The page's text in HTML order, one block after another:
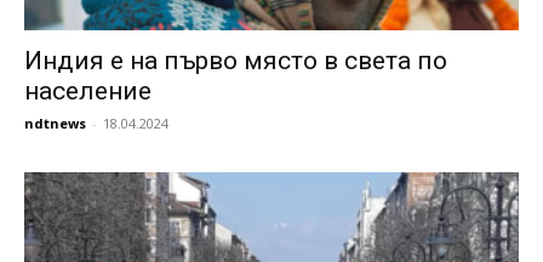
Индия е на първо място в света по
население
ndtnews - 18.04.2024